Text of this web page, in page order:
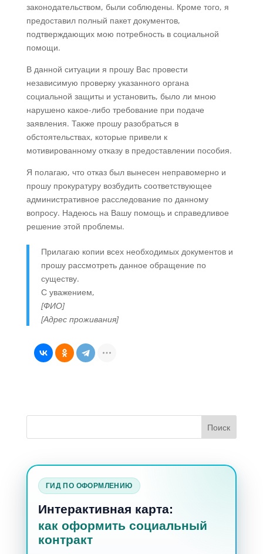
законодательством, были соблюдены. Кроме того, я
предоставил полный пакет документов,
подтверждающих мою потребность в социальной
помощи.
В данной ситуации я прошу Вас провести
независимую проверку указанного органа
социальной защиты и установить, было ли мною
нарушено какое-либо требование при подаче
заявления. Также прошу разобраться в
обстоятельствах, которые привели к
мотивированному отказу в предоставлении пособия.
Я полагаю, что отказ был вынесен неправомерно и
прошу прокуратуру возбудить соответствующее
административное расследование по данному
вопросу. Надеюсь на Вашу помощь и справедливое
решение этой проблемы.
Прилагаю копии всех необходимых документов и
прошу рассмотреть данное обращение по
существу.
С уважением,
[ФИО]
[Адрес проживания]
ГИД ПО ОФОРМЛЕНИЮ
Интерактивная карта:
как оформить социальный
контракт